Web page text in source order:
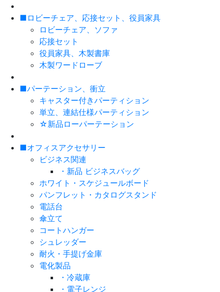
■ロビーチェア、応接セット、役員家具
ロビーチェア、ソファ
応接セット
役員家具、木製書庫
木製ワードローブ
■パーテーション、衝立
キャスター付きパーティション
単立、連結仕様パーティション
☆新品ローパーテーション
■オフィスアクセサリー
ビジネス関連
・新品 ビジネスバッグ
ホワイト・スケジュールボード
パンフレット・カタログスタンド
電話台
傘立て
コートハンガー
シュレッダー
耐火・手提げ金庫
電化製品
・冷蔵庫
・電子レンジ